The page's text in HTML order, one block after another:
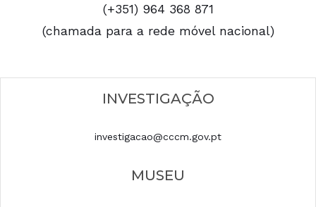
(+351) 964 368 871
(chamada para a rede móvel nacional)
INVESTIGAÇÃO
investigacao@cccm.gov.pt
MUSEU